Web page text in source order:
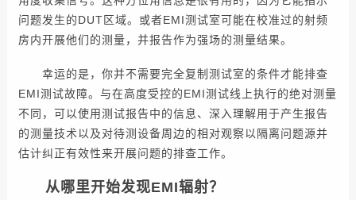
问题发生的DUT区域。或者EMI测试室可能在校准过的射频
房内开展他们的测量，并报告作为强场的测量结果。
幸运的是，你并不需要完全复制测试室的条件才能排查
EMI测试故障。与在高度受控的EMI测试线上执行的绝对测量
不同，可以使用测试报告中的信息、深入理解用于产生报告
的测量技术以及对待测设备周边的相对观察以隔离问题源并
估计纠正有效性来开展问题的排查工作。
从哪里开始发现EMI辐射？